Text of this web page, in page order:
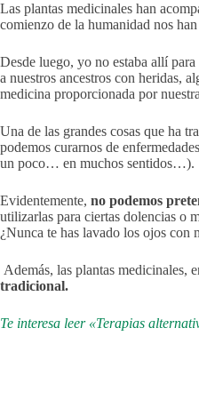
Las plantas medicinales han
comienzo de la humanidad nos
Desde luego, yo no estaba allí
a nuestros ancestros con heridas,
medicina proporcionada por
Una de las grandes cosas que ha
podemos curarnos de
un poco… en muchos sentidos…).
Evidentemente, no podemos
utilizarlas para ciertas dolencias o
¿Nunca te has lavado los ojos
Además, las plantas medicinales,
tradicional.
Te interesa leer «Terapias